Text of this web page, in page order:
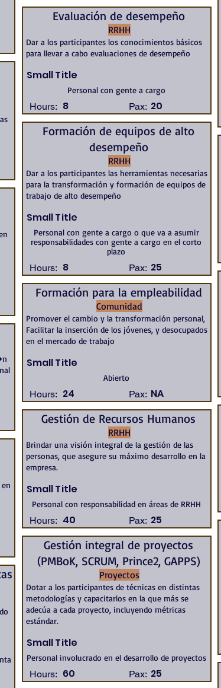
Evaluación de desempeño
RRHH
Dar a los participantes los conocimientos básicos
para llevar a cabo evaluaciones de desempeño
Small Title
Personal con gente a cargo
Hours: 8 Pax: 20
Formación de equipos de alto
desempeño
RRHH
Dar a los participantes las herramientas necesarias
para la transformación y formación de equipos de
trabajo de alto desempeño
Small Title
Personal con gente a cargo o que va a asumir
responsabilidades con gente a cargo en el corto
plazo
Hours: 8 Pax: 25
Formación para la empleabilidad
Comunidad
Promover el cambio y la transformación personal,
Facilitar la inserción de los jóvenes, y desocupados
en el mercado de trabajo
Small Title
Abierto
Hours: 24 Pax: NA
Gestión de Recursos Humanos
RRHH
Brindar una visión integral de la gestión de las
personas, que asegure su máximo desarrollo en la
empresa.
Small Title
Personal con responsabilidad en áreas de RRHH
Hours: 40 Pax: 25
Gestión integral de proyectos
(PMBoK, SCRUM, Prince2, GAPPS)
Proyectos
Dotar a los participantes de técnicas en distintas
metodologías y capacitarlos en la que más se
adecúa a cada proyecto, incluyendo métricas
estándar.
Small Title
Personal involucrado en el desarrollo de proyectos
Hours: 60 Pax: 25